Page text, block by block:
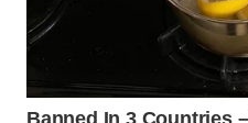
SUBANG
SUKABUMI